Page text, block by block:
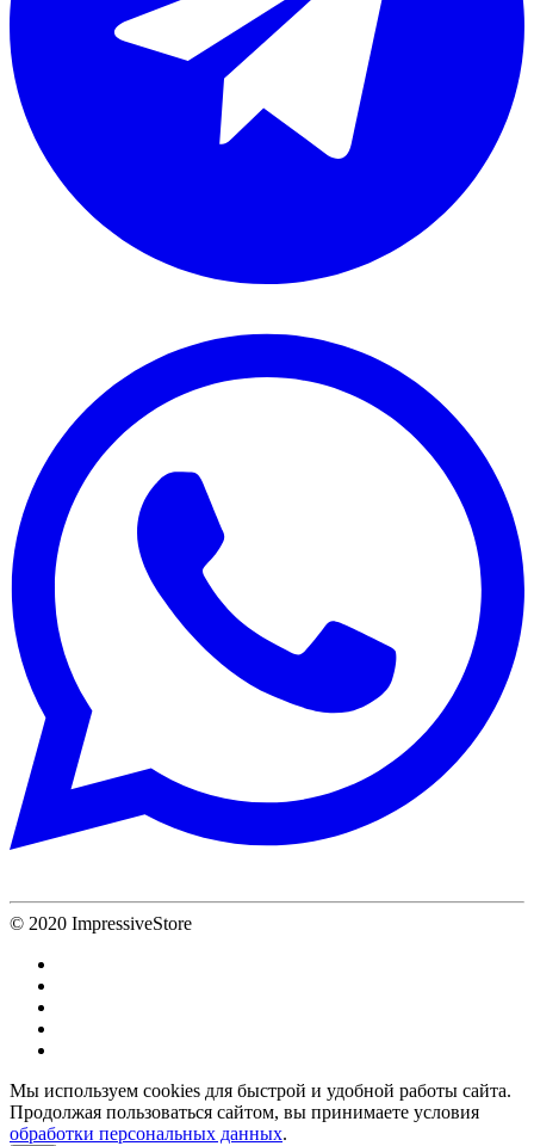
© 2020 ImpressiveStore
Мы используем cookies для быстрой и удобной работы сайта.
Продолжая пользоваться сайтом, вы принимаете условия
обработки персональных данных.